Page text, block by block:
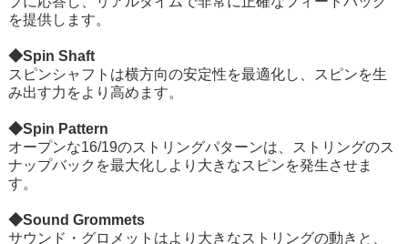
を提供します。
◆Spin Shaft
スピンシャフトは横方向の安定性を最適化し、スピンを生
み出す力をより高めます。
◆Spin Pattern
オープンな16/19のストリングパターンは、ストリングのス
ナップバックを最大化しより大きなスピンを発生させま
す。
◆Sound Grommets
サウンド・グロメットはより大きなストリングの動きと、